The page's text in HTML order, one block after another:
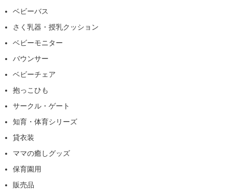
ベビーバス
さく乳器・授乳クッション
ベビーモニター
バウンサー
ベビーチェア
抱っこひも
サークル・ゲート
知育・体育シリーズ
貸衣装
ママの癒しグッズ
保育園用
販売品